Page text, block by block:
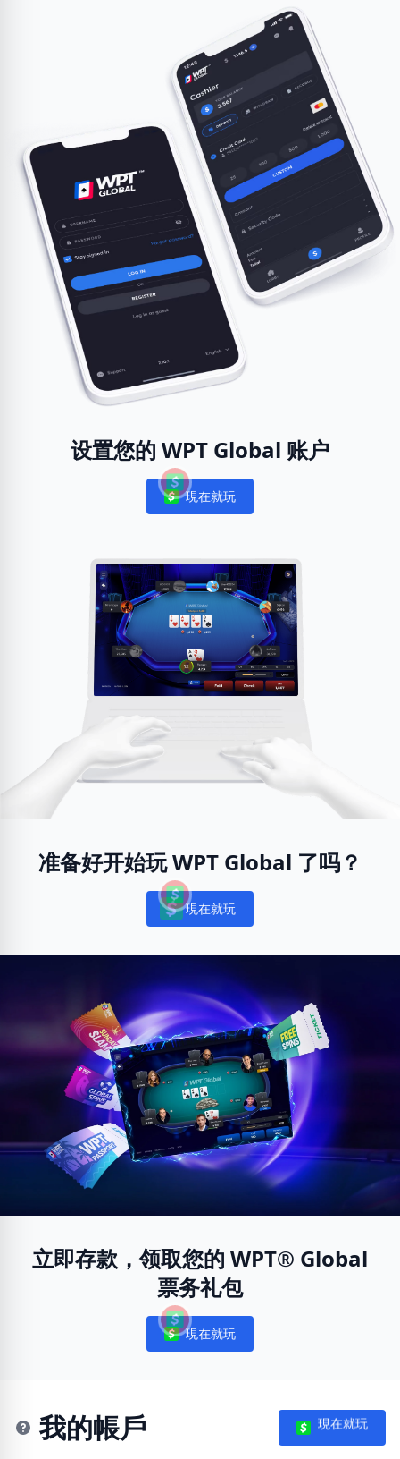
设置您的 WPT Global 账户
Notifications
現在就玩
准备好开始玩 WPT Global 了吗？
Notifications
現在就玩
立即存款，领取您的 WPT® Global
票务礼包
Notifications
現在就玩
我的帳戶 現在就玩